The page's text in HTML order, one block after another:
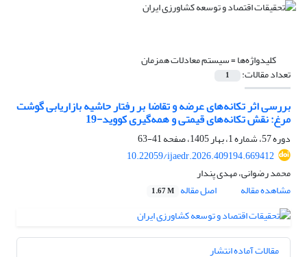
کلیدواژه‌ها =سیستم معادلات همزمان
تعداد مقالات: 1
بررسی اثر تکانه‌های عرضه و تقاضا بر رفتار حاشیه بازاریابی گوشت
مرغ: نقش تکانه‌های قیمتی و همه‌گیری کووید-19
دوره 57، شماره 1، بهار 1405، صفحه
41-63
10.22059/ijaedr.2026.409194.669412
محمد رضوانی، مهدی پندار
مشاهده مقاله
اصل مقاله 1.67 M
مقالات آماده انتشار